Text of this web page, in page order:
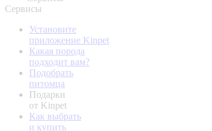
Сервисы
Установите
приложение Kinpet
Какая порода
подходит вам?
Подобрать
питомца
Подарки
от Kinpet
Как выбрать
и купить